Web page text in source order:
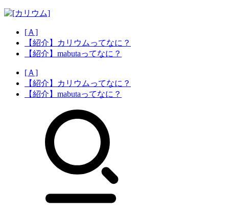
[Ａ]
【紹介】カリウムってなに？
【紹介】mabutaってなに？
[Ａ]
【紹介】カリウムってなに？
【紹介】mabutaってなに？